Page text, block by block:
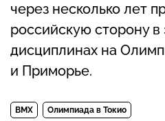
через несколько лет
российскую сторону в
дисциплинах на
и Приморье.
BMX Олимпиада в Токио